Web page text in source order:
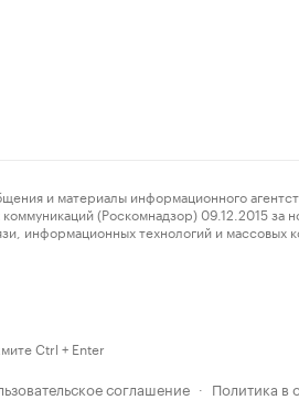
материалы информационного
(Роскомнадзор) 09.12.2015
информационных технологий и
Ctrl + Enter
соглашение · Политика в